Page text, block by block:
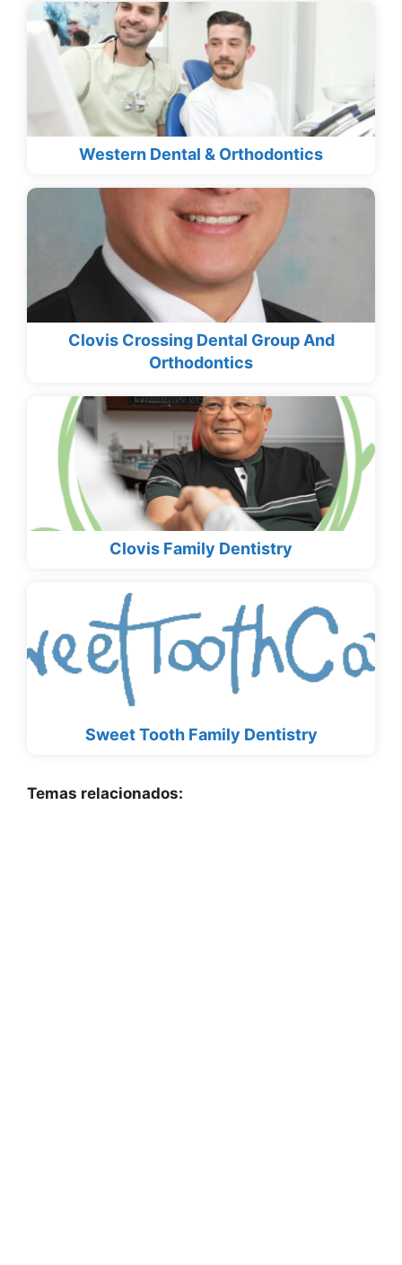
Western Dental & Orthodontics
Clovis Crossing Dental Group And
Orthodontics
Clovis Family Dentistry
Sweet Tooth Family Dentistry
Temas relacionados: